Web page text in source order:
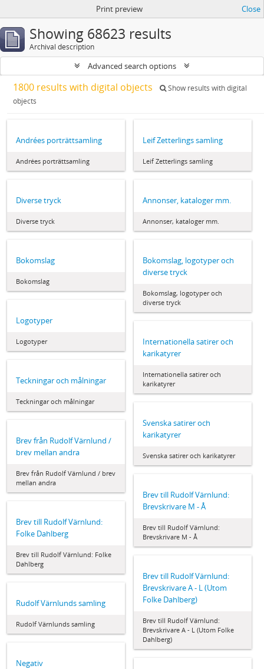
Print preview Close
Showing 68623 results
Archival description
Advanced search options
1800 results with digital objects
Show results with digital
objects
Andrées porträttsamling
Andrées porträttsamling
Leif Zetterlings samling
Leif Zetterlings samling
Diverse tryck
Diverse tryck
Annonser, kataloger mm.
Annonser, kataloger mm.
Bokomslag
Bokomslag
Bokomslag, logotyper och
diverse tryck
Bokomslag, logotyper och
diverse tryck
Logotyper
Logotyper
Internationella satirer och
karikatyrer
Internationella satirer och
karikatyrer
Teckningar och målningar
Teckningar och målningar
Svenska satirer och
karikatyrer
Svenska satirer och karikatyrer
Brev från Rudolf Värnlund /
brev mellan andra
Brev från Rudolf Värnlund / brev
mellan andra
Brev till Rudolf Värnlund:
Brevskrivare M - Å
Brev till Rudolf Värnlund:
Brevskrivare M - Å
Brev till Rudolf Värnlund:
Folke Dahlberg
Brev till Rudolf Värnlund: Folke
Dahlberg
Brev till Rudolf Värnlund:
Brevskrivare A - L (Utom
Folke Dahlberg)
Brev till Rudolf Värnlund:
Brevskrivare A - L (Utom Folke
Dahlberg)
Rudolf Värnlunds samling
Rudolf Värnlunds samling
Negativ